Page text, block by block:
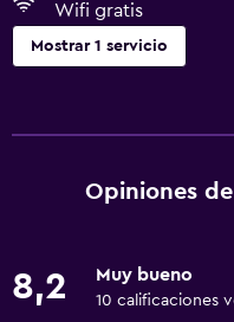
Wifi gratis
Mostrar 1 servicio
Wifi gratis
Opiniones
8,2 Muy bueno
10 calificaciones